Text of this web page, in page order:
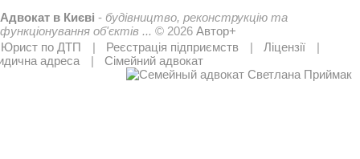
Адвокат в Києві - будівництво, реконструкцію та
функціонування об'єктів ... © 2026 Автор+
Юрист по ДТП
Реєстрація підприємств
Ліцензії
адреса
Сімейний адвокат